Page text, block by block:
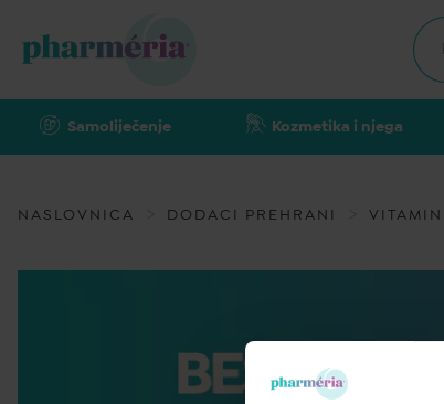
Samoliječenje Kozmetika i njega
NASLOVNICA DODACI PREHRANI VITAMINI